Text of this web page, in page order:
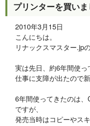
プリンターを買いま
2010年3月15日
こんにちは。
リナックスマスター.jp
実は先日、約6年間使っ
仕事に支障が出たので
6年間使ってきたのは
ですが、
発売当時はコピーやス